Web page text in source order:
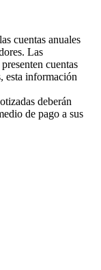
cuentas anuales
Las
cuentas
esta información
deberán
de pago a sus